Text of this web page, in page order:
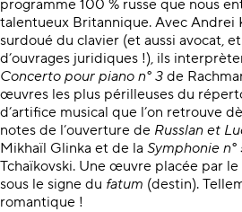
programme 100 % russe que nous
talentueux Britannique. Avec Andrei
surdoué du clavier (et aussi avocat,
d’ouvrages juridiques !), ils
Concerto pour piano n° 3 de
œuvres les plus périlleuses du
d’artifice musical que l’on retrouve
notes de l’ouverture de Russlan et
Mikhaïl Glinka et de la Symphonie n°
Tchaïkovski. Une œuvre placée par
sous le signe du fatum (destin).
romantique !